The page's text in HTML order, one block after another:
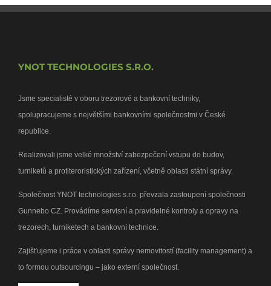
YNOT TECHNOLOGIES S.R.O.
Jsme specialisté v oboru trezorové a bankovní techniky,
spolupracujeme s největšími bankovními společnostmi v České
republice.
Realizovali jsme velké množství zabezpečení vstupu do budov,
turniketů a protiteroristických zařízení, včetně oblasti státní správy.
Společnost YNOT technologies s.r.o. převzala zastoupení společnosti
Gunnebo CZ. Provádíme servisní a pravidelné kontroly a opravy na
trezorech, turniketech a bankovní technice.
Zajišťujeme i práce v oblasti správy nemovitostí (facility management) a
to formou outsourcingu – jako externí společnost.